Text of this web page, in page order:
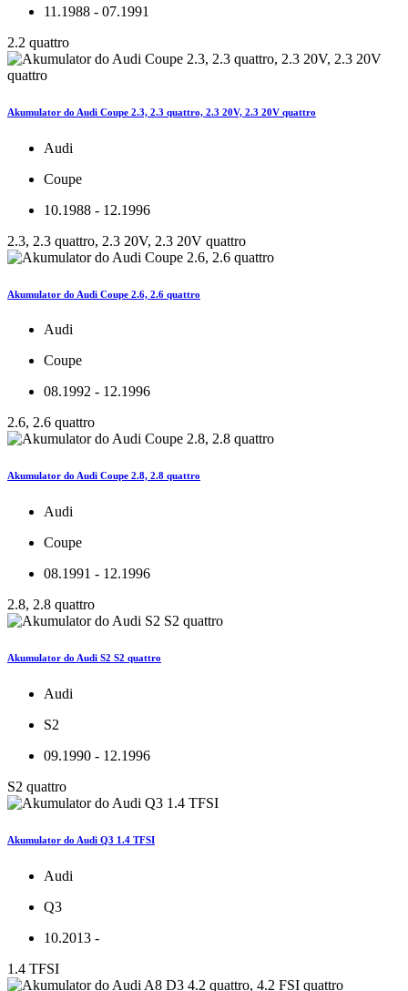
11.1988 - 07.1991
2.2 quattro
Akumulator do Audi Coupe 2.3, 2.3 quattro, 2.3 20V, 2.3 20V quattro
Audi
Coupe
10.1988 - 12.1996
2.3, 2.3 quattro, 2.3 20V, 2.3 20V quattro
Akumulator do Audi Coupe 2.6, 2.6 quattro
Audi
Coupe
08.1992 - 12.1996
2.6, 2.6 quattro
Akumulator do Audi Coupe 2.8, 2.8 quattro
Audi
Coupe
08.1991 - 12.1996
2.8, 2.8 quattro
Akumulator do Audi S2 S2 quattro
Audi
S2
09.1990 - 12.1996
S2 quattro
Akumulator do Audi Q3 1.4 TFSI
Audi
Q3
10.2013 -
1.4 TFSI